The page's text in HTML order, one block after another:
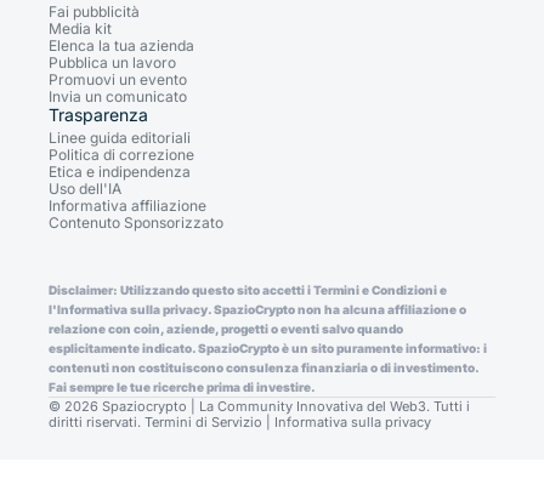
Fai pubblicità
Media kit
Elenca la tua azienda
Pubblica un lavoro
Promuovi un evento
Invia un comunicato
Trasparenza
Linee guida editoriali
Politica di correzione
Etica e indipendenza
Uso dell'IA
Informativa affiliazione
Contenuto Sponsorizzato
Disclaimer: Utilizzando questo sito accetti i Termini e Condizioni e
l'Informativa sulla privacy. SpazioCrypto non ha alcuna affiliazione o
relazione con coin, aziende, progetti o eventi salvo quando
esplicitamente indicato. SpazioCrypto è un sito puramente informativo: i
contenuti non costituiscono consulenza finanziaria o di investimento.
Fai sempre le tue ricerche prima di investire.
© 2026 Spaziocrypto | La Community Innovativa del Web3. Tutti i
diritti riservati. Termini di Servizio Informativa sulla privacy